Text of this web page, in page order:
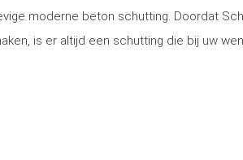
moderne beton schutting. Doordat
is er altijd een schutting die bij uw